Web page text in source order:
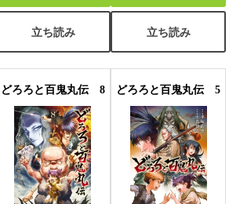
立ち読み 立ち読み
どろろと百鬼丸伝 8 どろろと百鬼丸伝 5